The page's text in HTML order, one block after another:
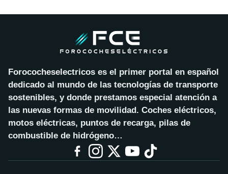
Forococheselectricos es el primer portal en español
dedicado al mundo de las tecnologías de transporte
sostenibles, y donde prestamos especial atención a
las nuevas formas de movilidad. Coches eléctricos,
motos eléctricas, puntos de recarga, pilas de
combustible de hidrógeno…